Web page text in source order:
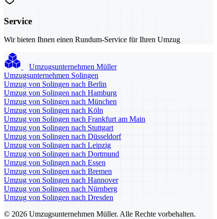
Service
Wir bieten Ihnen einen Rundum-Service für Ihren Umzug
Umzugsunternehmen Müller
Umzugsunternehmen Solingen
Umzug von Solingen nach Berlin
Umzug von Solingen nach Hamburg
Umzug von Solingen nach München
Umzug von Solingen nach Köln
Umzug von Solingen nach Frankfurt am Main
Umzug von Solingen nach Stuttgart
Umzug von Solingen nach Düsseldorf
Umzug von Solingen nach Leipzig
Umzug von Solingen nach Dortmund
Umzug von Solingen nach Essen
Umzug von Solingen nach Bremen
Umzug von Solingen nach Hannover
Umzug von Solingen nach Nürnberg
Umzug von Solingen nach Dresden
© 2026 Umzugsunternehmen Müller. Alle Rechte vorbehalten.